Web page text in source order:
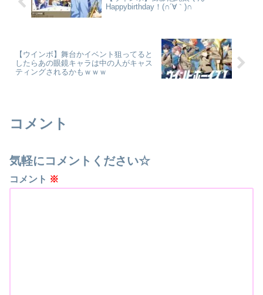
Happybirthday！(∩´∀｀)∩
【ウインボ】舞台かイベント狙ってると
したらあの眼鏡キャラは中の人がキャス
ティングされるかもｗｗｗ
コメント
気軽にコメントください☆
コメント ※